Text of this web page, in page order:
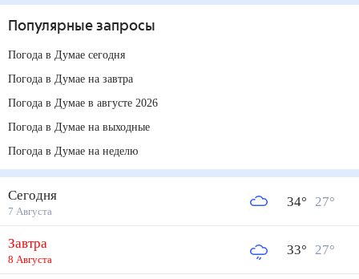
Популярные запросы
Погода в Думае сегодня
Погода в Думае на завтра
Погода в Думае в августе 2026
Погода в Думае на выходные
Погода в Думае на неделю
Сегодня
7 Августа
34° 27°
Завтра
8 Августа
33° 27°